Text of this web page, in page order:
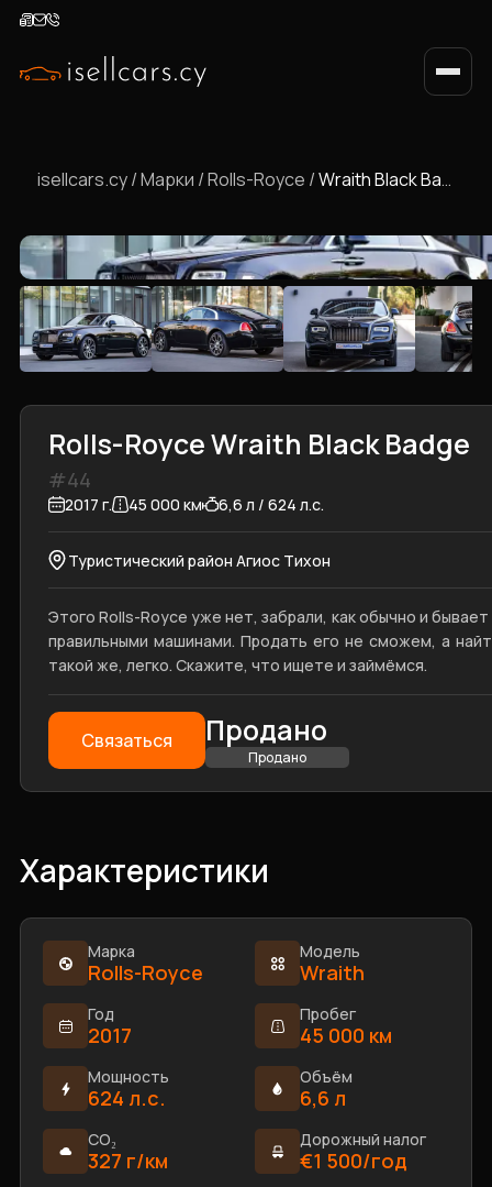
isellcars.cy/Марки /Rolls-Royce /Wraith Black Badge
Rolls-Royce Wraith Black Badge
#44
2017 г. 45 000 км 6,6 л / 624 л.с.
Туристический район Агиос Тихон
Этого Rolls-Royce уже нет, забрали, как обычно и бывает
правильными машинами. Продать его не сможем, а
такой же, легко. Скажите, что ищете и займёмся.
Связаться Продано
Продано
Характеристики
Марка
Rolls-Royce
Модель
Wraith
Год
2017
Пробег
45 000 км
Мощность
624 л.с.
Объём
6,6 л
CO₂
327 г/км
Дорожный налог
€1 500/год